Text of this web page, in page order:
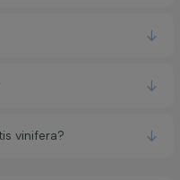
vinifera?